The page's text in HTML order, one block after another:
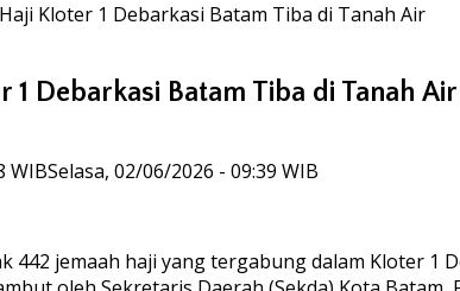
Kloter 1 Debarkasi Batam Tiba di Tanah Air
1 Debarkasi Batam Tiba di Tanah Air
WIBSelasa, 02/06/2026 - 09:39 WIB
442 jemaah haji yang tergabung dalam Kloter 1